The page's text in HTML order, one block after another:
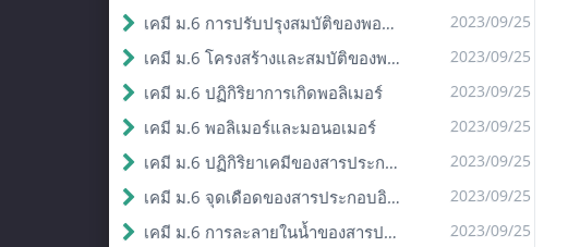
เคมี ม.6 การปรับปรุงสมบัติของพอลิเมอร์ 2023/09/25
เคมี ม.6 โครงสร้างและสมบัติของพอลิเมอร์ 2023/09/25
เคมี ม.6 ปฏิกิริยาการเกิดพอลิเมอร์ 2023/09/25
เคมี ม.6 พอลิเมอร์และมอนอเมอร์ 2023/09/25
เคมี ม.6 ปฏิกิริยาเคมีของสารประกอบอินทรีย์ 2023/09/25
เคมี ม.6 จุดเดือดของสารประกอบอินทรีย์ 2023/09/25
เคมี ม.6 การละลายในน้ำของสารประกอบอินทรีย์ 2023/09/25
<